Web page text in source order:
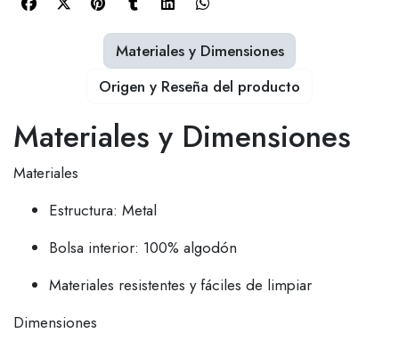
Materiales y Dimensiones
Materiales
Estructura: Metal
Bolsa interior: 100% algodón
Materiales resistentes y fáciles de limpiar
Dimensiones
Materiales y Dimensiones
Origen y Reseña del producto